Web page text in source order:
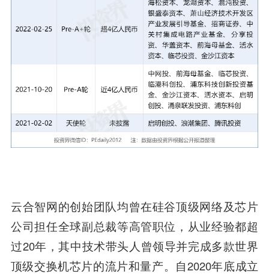
云合智网的创始团队均曾在硅谷顶级网络及芯片
公司担任全球副总裁等高管职位，从业经验都超
过20年，其中技术带头人曾领导并完成多款世界
顶级交换机芯片的流片和量产。自2020年底成立